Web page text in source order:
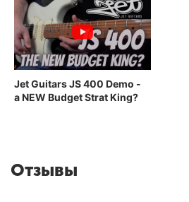
Jet Guitars JS 400 Demo -
a NEW Budget Strat King?
Отзывы